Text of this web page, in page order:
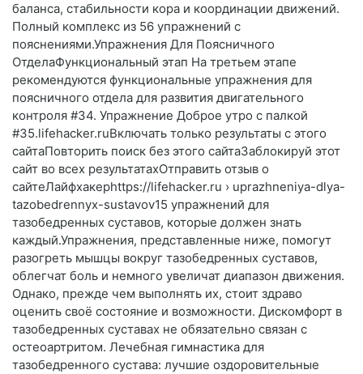
баланса, стабильности кора и координации движений.
Полный комплекс из 56 упражнений с
пояснениями.Упражнения Для Поясничного
ОтделаФункциональный этап На третьем этапе
рекомендуются функциональные упражнения для
поясничного отдела для развития двигательного
контроля #34. Упражнение Доброе утро с палкой
#35.lifehacker.ruВключать только результаты с этого
сайтаПовторить поиск без этого сайтаЗаблокируй этот
сайт во всех результатахОтправить отзыв о
сайтеЛайфхакерhttps://lifehacker.ru › uprazhneniya-dlya-
tazobedrennyx-sustavov15 упражнений для
тазобедренных суставов, которые должен знать
каждый.Упражнения, представленные ниже, помогут
разогреть мышцы вокруг тазобедренных суставов,
облегчат боль и немного увеличат диапазон движения.
Однако, прежде чем выполнять их, стоит здраво
оценить своё состояние и возможности. Дискомфорт в
тазобедренных суставах не обязательно связан с
остеоартритом. Лечебная гимнастика для
тазобедренного сустава: лучшие оздоровительные